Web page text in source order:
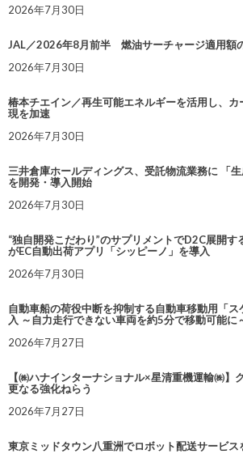
2026年7月30日
JAL／2026年8月前半 燃油サーチャージ適用額
2026年7月30日
椿本チエイン／再生可能エネルギーを活用し、
現を加速
2026年7月30日
三井倉庫ホールディングス、受託物流業務に 「生
を開発・導入開始
2026年7月30日
“独自開発こだわり”のサプリメントでD2C展開す
がEC自動出荷アプリ「シッピーノ」を導入
2026年7月30日
自動車船の荷役中断を抑制する自動車移動用「
入 ～自力走行できない車両を約5分で移動可能に
2026年7月27日
【㈱ハナインターナショナル×星清重機運輸㈱】
更なる強化ねらう
2026年7月27日
東京ミッドタウン八重洲でロボット配送サービス